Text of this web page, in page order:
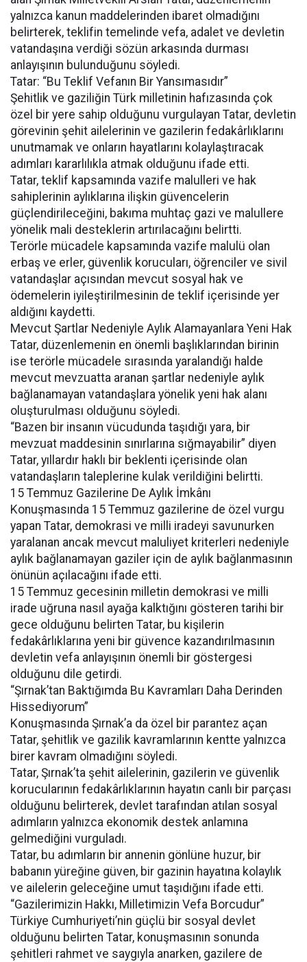
yalnızca kanun maddelerinden ibaret olmadığını
belirterek, teklifin temelinde vefa, adalet ve devletin
vatandaşına verdiği sözün arkasında durması
anlayışının bulunduğunu söyledi.
Tatar: “Bu Teklif Vefanın Bir Yansımasıdır”
Şehitlik ve gaziliğin Türk milletinin hafızasında çok
özel bir yere sahip olduğunu vurgulayan Tatar, devletin
görevinin şehit ailelerinin ve gazilerin fedakârlıklarını
unutmamak ve onların hayatlarını kolaylaştıracak
adımları kararlılıkla atmak olduğunu ifade etti.
Tatar, teklif kapsamında vazife malulleri ve hak
sahiplerinin aylıklarına ilişkin güvencelerin
güçlendirileceğini, bakıma muhtaç gazi ve malullere
yönelik mali desteklerin artırılacağını belirtti.
Terörle mücadele kapsamında vazife malulü olan
erbaş ve erler, güvenlik korucuları, öğrenciler ve sivil
vatandaşlar açısından mevcut sosyal hak ve
ödemelerin iyileştirilmesinin de teklif içerisinde yer
aldığını kaydetti.
Mevcut Şartlar Nedeniyle Aylık Alamayanlara Yeni Hak
Tatar, düzenlemenin en önemli başlıklarından birinin
ise terörle mücadele sırasında yaralandığı halde
mevcut mevzuatta aranan şartlar nedeniyle aylık
bağlanamayan vatandaşlara yönelik yeni hak alanı
oluşturulması olduğunu söyledi.
“Bazen bir insanın vücudunda taşıdığı yara, bir
mevzuat maddesinin sınırlarına sığmayabilir” diyen
Tatar, yıllardır haklı bir beklenti içerisinde olan
vatandaşların taleplerine kulak verildiğini belirtti.
15 Temmuz Gazilerine De Aylık İmkânı
Konuşmasında 15 Temmuz gazilerine de özel vurgu
yapan Tatar, demokrasi ve milli iradeyi savunurken
yaralanan ancak mevcut maluliyet kriterleri nedeniyle
aylık bağlanamayan gaziler için de aylık bağlanmasının
önünün açılacağını ifade etti.
15 Temmuz gecesinin milletin demokrasi ve milli
irade uğruna nasıl ayağa kalktığını gösteren tarihi bir
gece olduğunu belirten Tatar, bu kişilerin
fedakârlıklarına yeni bir güvence kazandırılmasının
devletin vefa anlayışının önemli bir göstergesi
olduğunu dile getirdi.
“Şırnak’tan Baktığımda Bu Kavramları Daha Derinden
Hissediyorum”
Konuşmasında Şırnak’a da özel bir parantez açan
Tatar, şehitlik ve gazilik kavramlarının kentte yalnızca
birer kavram olmadığını söyledi.
Tatar, Şırnak’ta şehit ailelerinin, gazilerin ve güvenlik
korucularının fedakârlıklarının hayatın canlı bir parçası
olduğunu belirterek, devlet tarafından atılan sosyal
adımların yalnızca ekonomik destek anlamına
gelmediğini vurguladı.
Tatar, bu adımların bir annenin gönlüne huzur, bir
babanın yüreğine güven, bir gazinin hayatına kolaylık
ve ailelerin geleceğine umut taşıdığını ifade etti.
“Gazilerimizin Hakkı, Milletimizin Vefa Borcudur”
Türkiye Cumhuriyeti’nin güçlü bir sosyal devlet
olduğunu belirten Tatar, konuşmasının sonunda
şehitleri rahmet ve saygıyla anarken, gazilere de